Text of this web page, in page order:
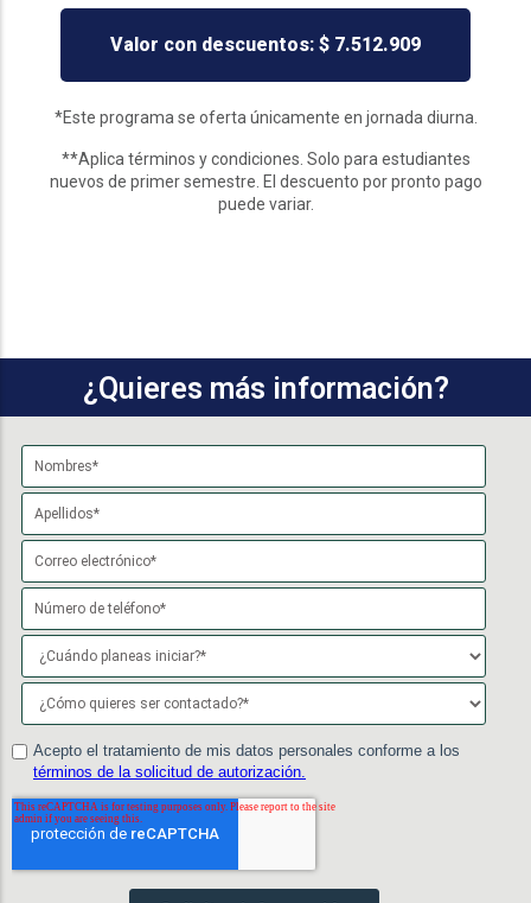
Valor con descuentos: $ 7.512.909
*Este programa se oferta únicamente en jornada diurna.
**Aplica términos y condiciones. Solo para estudiantes
nuevos de primer semestre. El descuento por pronto pago
puede variar.
¿Quieres más información?